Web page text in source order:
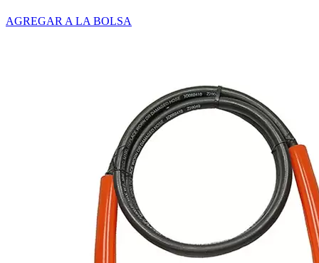
AGREGAR A LA BOLSA